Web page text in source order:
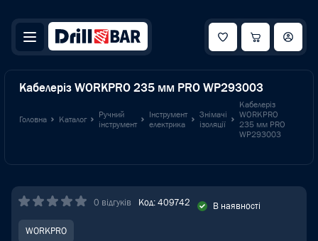
Кабелеріз WORKPRO 235 мм PRO WP293003
Головна Каталог
Ручний
інструмент
Інструмент
електрика
Знімачі
ізоляції
Кабелеріз
WORKPRO
235 мм PRO
WP293003
0 відгуків Код: 409742 В наявності
WORKPRO